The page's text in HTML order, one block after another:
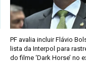
PF avalia incluir Flávio
lista da Interpol para
do filme ‘Dark Horse’ no